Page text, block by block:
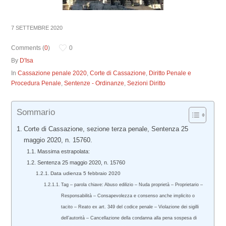
7 SETTEMBRE 2020
Comments (0)
0
By D'Isa
InCassazione penale 2020,Corte di Cassazione, Diritto Penale e
Procedura Penale,Sentenze - Ordinanze,Sezioni Diritto
Sommario
Corte di Cassazione, sezione terza penale, Sentenza 25
maggio 2020, n. 15760.
Massima estrapolata:
Sentenza 25 maggio 2020, n. 15760
Data udienza 5 febbraio 2020
Tag – parola chiave: Abuso edilizio – Nuda proprietà – Proprietario –
Responsabilità – Consapevolezza e consenso anche implicito o
tacito – Reato ex art. 349 del codice penale – Violazione dei sigilli
dell’autorità – Cancellazione della condanna alla pena sospesa di